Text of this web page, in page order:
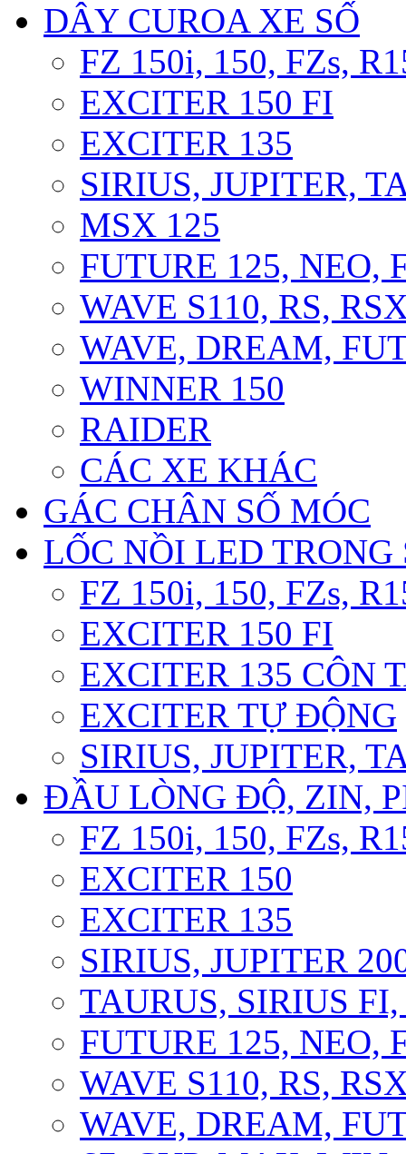
DÂY CUROA XE SỐ
FZ 150i, 150, FZs,
EXCITER 150 FI
EXCITER 135
SIRIUS, JUPITER,
MSX 125
FUTURE 125, NEO,
WAVE S110, RS,
WAVE, DREAM,
WINNER 150
RAIDER
CÁC XE KHÁC
GÁC CHÂN SỐ MÓC
LỐC NỒI LED
FZ 150i, 150, FZs,
EXCITER 150 FI
EXCITER 135 CÔN
EXCITER TỰ ĐỘNG
SIRIUS, JUPITER,
ĐẦU LÒNG ĐỘ, ZIN,
FZ 150i, 150, FZs,
EXCITER 150
EXCITER 135
SIRIUS, JUPITER
TAURUS, SIRIUS
FUTURE 125, NEO,
WAVE S110, RS,
WAVE, DREAM,